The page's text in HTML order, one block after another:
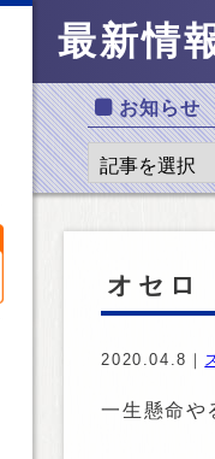
最新情
お知らせ
オセロ
2020.04.8｜
一生懸命や